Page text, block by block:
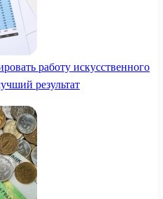
работу искусственного
результат